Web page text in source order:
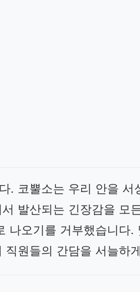
. 코뿔소는 우리 안을 서
발산되는 긴장감을 모
나오기를 거부했습니다.
원들의 간담을 서늘하